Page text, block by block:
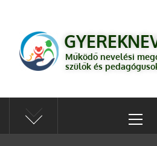
számára
Működő nevelési
szülők és